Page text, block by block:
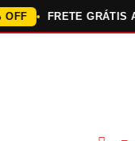
FRETE GRÁTIS